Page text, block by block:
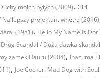
moich byłych (2009), Girl
projektant wnętrz (2016)
(1981), Hello My Name Is
Drug Scandal / Duża dawka
zamek Hauru (2004), Inazuma
, Joe Cocker: Mad Dog with Soul